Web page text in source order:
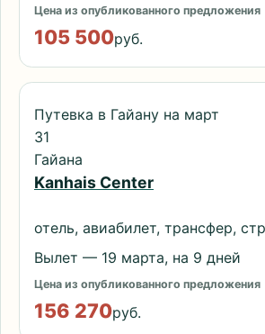
Цена из опубликованного предложения
105 500руб.
Путевка в Гайану на март
31
Гайана
Kanhais Center
отель, авиабилет, трансфер,
Вылет — 19 марта, на 9 дней
Цена из опубликованного предложения
156 270руб.